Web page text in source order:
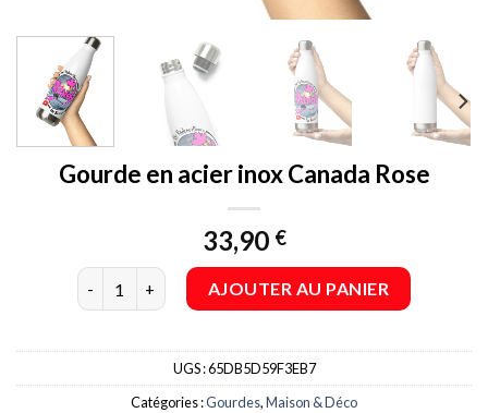
Gourde en acier inox Canada Rose
33,90 €
quantité de Gourde en acier inox Canada Rose
AJOUTER AU PANIER
UGS :65DB5D59F3EB7
Catégories :Gourdes,Maison & Déco